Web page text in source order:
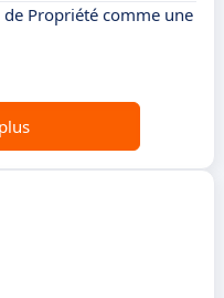
Propriété comme une